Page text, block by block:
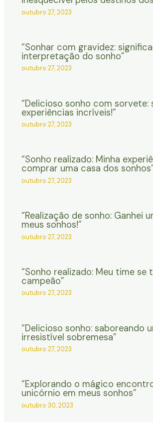
outubro 27, 2023
“Sonhar com gravidez:
interpretação do sonho”
outubro 27, 2023
“Delicioso sonho com sorvete:
experiências incríveis!”
outubro 27, 2023
“Sonho realizado: Minha
comprar uma casa dos
outubro 27, 2023
“Realização de sonho: Ganhei
meus sonhos!”
outubro 27, 2023
“Sonho realizado: Meu time se
campeão”
outubro 27, 2023
“Delicioso sonho: saboreando
irresistível sobremesa”
outubro 27, 2023
“Explorando o mágico
unicórnio em meus sonhos”
outubro 30, 2023